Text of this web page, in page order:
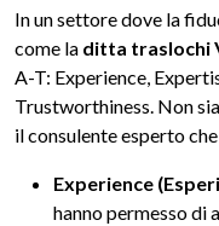
In un settore dove la
come la ditta traslochi
A-T: Experience,
Trustworthiness. Non
il consulente esperto
Experience
hanno permesso di